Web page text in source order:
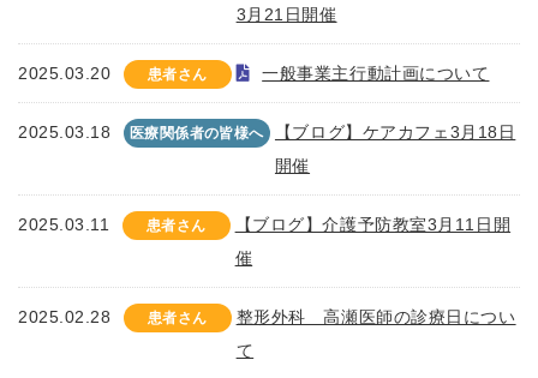
3月21日開催
2025.03.20 患者さん 一般事業主行動計画について
2025.03.18 医療関係者の皆様へ
【ブログ】ケアカフェ3月18日
開催
2025.03.11 患者さん
【ブログ】介護予防教室3月11日開
催
2025.02.28 患者さん
整形外科 高瀬医師の診療日につい
て